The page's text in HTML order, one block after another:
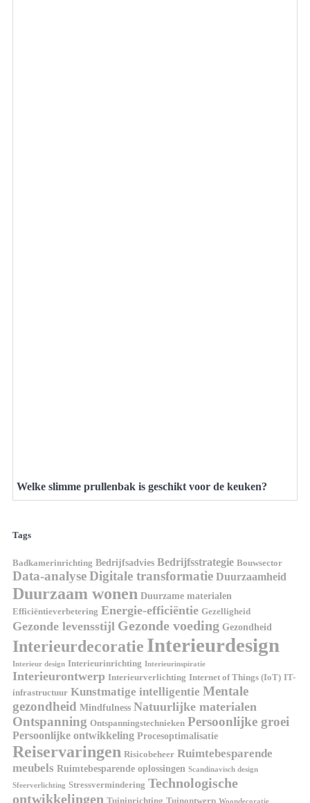
Welke slimme prullenbak is geschikt voor de keuken?
Tags
Badkamerinrichting Bedrijfsadvies Bedrijfsstrategie Bouwsector
Data-analyseDigitale transformatie Duurzaamheid
Duurzaam wonen Duurzame materialen
Efficiëntieverbetering Energie-efficiëntie Gezelligheid
Gezonde levensstijl Gezonde voeding Gezondheid
Interieurdecoratie Interieurdesign
Interieur design Interieurinrichting Interieurinspiratie
Interieurontwerp Interieurverlichting Internet of Things (IoT) IT-
infrastructuur Kunstmatige intelligentie Mentale
gezondheid Mindfulness Natuurlijke materialen
Ontspanning Ontspanningstechnieken Persoonlijke groei
Persoonlijke ontwikkeling Procesoptimalisatie
Reiservaringen Risicobeheer Ruimtebesparende
meubels Ruimtebesparende oplossingen Scandinavisch design
Sfeerverlichting Stressvermindering Technologische
ontwikkelingen